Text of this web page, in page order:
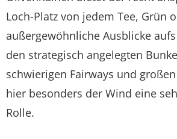
Loch-Platz von jedem Tee, Grün
außergewöhnliche Ausblicke
den strategisch angelegten
schwierigen Fairways und
hier besonders der Wind eine
Rolle.